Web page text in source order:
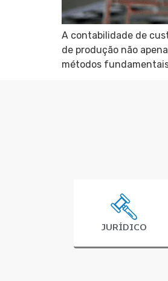
A contabilidade de
de produção não
métodos
JURÍDICO